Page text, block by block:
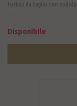
Forbici da taglio con
Disponibile